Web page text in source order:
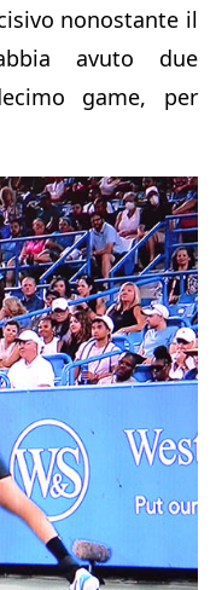
nonostante il
avuto due
game, per